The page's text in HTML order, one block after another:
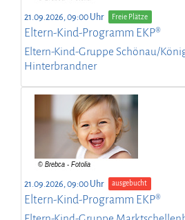
21.09.2026, 09:00 Uhr Freie Plätze
Eltern-Kind-Programm EKP®
Eltern-Kind-Gruppe Schönau/
Hinterbrandner
21.09.2026, 09:00 Uhr ausgebucht
Eltern-Kind-Programm EKP®